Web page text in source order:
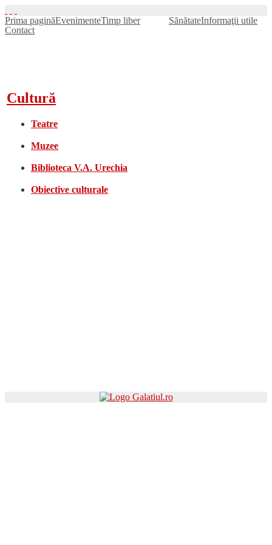
Prima paginăEvenimenteTimp liberCultură SănătateInformaţii utile
Contact
Cultură
Teatre
Muzee
Biblioteca V.A. Urechia
Obiective culturale